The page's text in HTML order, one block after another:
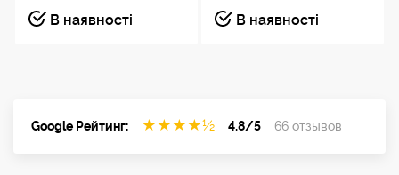
56.8 x 38.5 x 21 мм
В наявності В наявності
Google Рейтинг: ★ ★ ★ ★½ 4.8/5 66 отзывов